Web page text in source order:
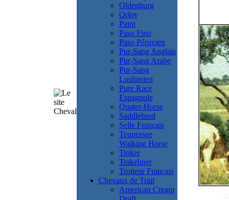
Oldenburg
Orlov
Paint
Paso Fino
Paso Péruvien
Pur-Sang Anglais
Pur-Sang Arabe
Pur-Sang
Lusitanien
Pure Race
Espagnole
Quater-Horse
Saddlebred
Selle Français
Tennessee
Walking Horse
Tinker
Trakehner
Trotteur Français
Chevaux de Trait
American Cream